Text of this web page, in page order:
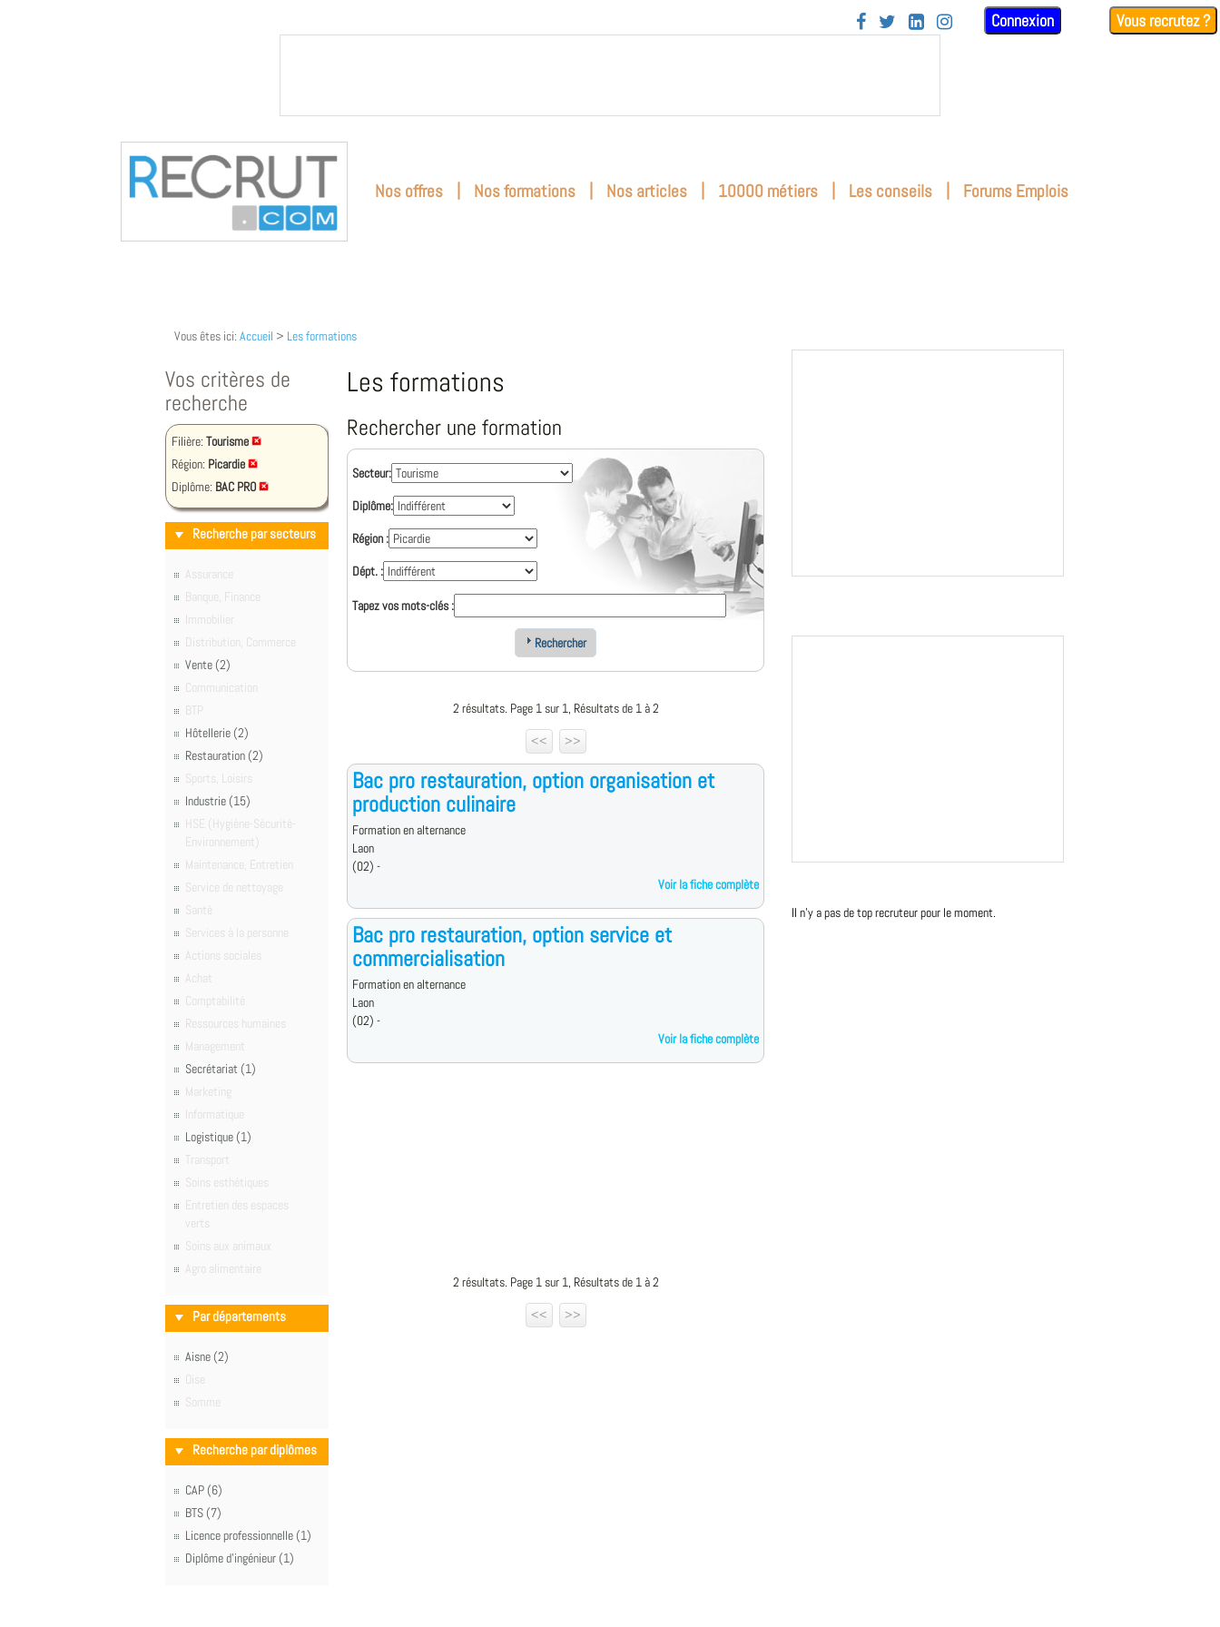
    Connexion Vous recrutez ?
Nos offres | Nos formations | Nos articles | 10000 métiers | Les conseils | Forums Emplois
Vous êtes ici: Accueil > Les formations
Vos critères de
recherche
Filière: Tourisme
Région: Picardie
Diplôme: BAC PRO
Recherche par secteurs
Assurance
Banque, Finance
Immobilier
Distribution, Commerce
Vente (2)
Communication
BTP
Hôtellerie (2)
Restauration (2)
Sports, Loisirs
Industrie (15)
HSE (Hygiène-Sécurité-
Environnement)
Maintenance, Entretien
Service de nettoyage
Santé
Services à la personne
Actions sociales
Achat
Comptabilité
Ressources humaines
Management
Secrétariat (1)
Marketing
Informatique
Logistique (1)
Transport
Soins esthétiques
Entretien des espaces
verts
Soins aux animaux
Agro alimentaire
Par départements
Aisne (2)
Oise
Somme
Recherche par diplômes
CAP (6)
BTS (7)
Licence professionnelle (1)
Diplôme d'ingénieur (1)
Les formations
Rechercher une formation
Secteur:
Diplôme:
Région :
Dépt. :
Tapez vos mots-clés :
Rechercher
2 résultats. Page 1 sur 1, Résultats de 1 à 2
<<
>>
Bac pro restauration, option organisation et
production culinaire
Formation en alternance
Laon
(02) -
Voir la fiche complète
Bac pro restauration, option service et
commercialisation
Formation en alternance
Laon
(02) -
Voir la fiche complète
2 résultats. Page 1 sur 1, Résultats de 1 à 2
<<
>>
Il n'y a pas de top recruteur pour le moment.